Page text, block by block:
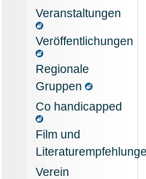
Veranstaltungen
Veröffentlichungen
Regionale
Gruppen
Co handicapped
Film und
Verein